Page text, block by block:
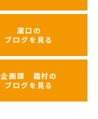
瀧口の
ブログを見る
企画課 霜村の
ブログを見る